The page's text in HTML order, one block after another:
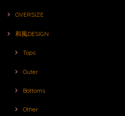
OVERSIZE
和風DESIGN
Tops
Outer
Bottoms
Other